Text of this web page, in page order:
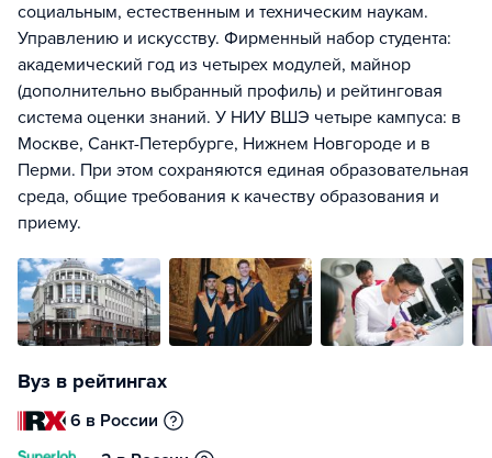
социальным, естественным и техническим наукам.
Управлению и искусству. Фирменный набор студента:
академический год из четырех модулей, майнор
(дополнительно выбранный профиль) и рейтинговая
система оценки знаний. У НИУ ВШЭ четыре кампуса: в
Москве, Санкт-Петербурге, Нижнем Новгороде и в
Перми. При этом сохраняются единая образовательная
среда, общие требования к качеству образования и
приему.
Вуз в рейтингах
6 в России